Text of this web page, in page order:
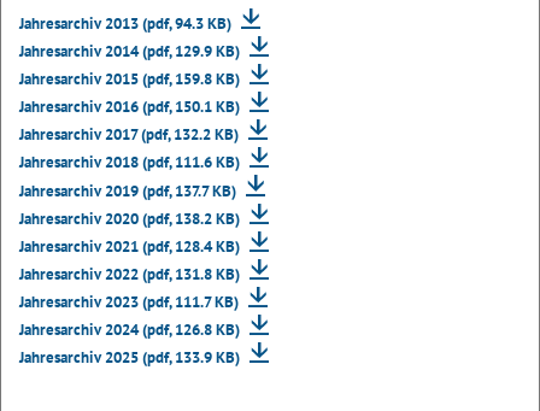
Jahresarchiv 2013 (pdf, 94.3 KB)
Jahresarchiv 2014 (pdf, 129.9 KB)
Jahresarchiv 2015 (pdf, 159.8 KB)
Jahresarchiv 2016 (pdf, 150.1 KB)
Jahresarchiv 2017 (pdf, 132.2 KB)
Jahresarchiv 2018 (pdf, 111.6 KB)
Jahresarchiv 2019 (pdf, 137.7 KB)
Jahresarchiv 2020 (pdf, 138.2 KB)
Jahresarchiv 2021 (pdf, 128.4 KB)
Jahresarchiv 2022 (pdf, 131.8 KB)
Jahresarchiv 2023 (pdf, 111.7 KB)
Jahresarchiv 2024 (pdf, 126.8 KB)
Jahresarchiv 2025 (pdf, 133.9 KB)